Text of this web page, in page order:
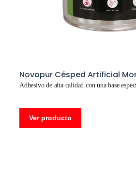
Novopur Césped Artificial
Adhesivo de alta calidad con una base
Ver producto